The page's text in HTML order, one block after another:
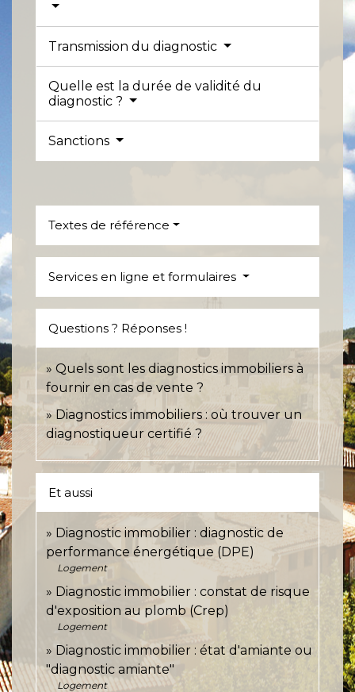
Transmission du diagnostic
Quelle est la durée de validité du
diagnostic ?
Sanctions
Textes de référence
Services en ligne et formulaires
Questions ? Réponses !
Quels sont les diagnostics immobiliers à
fournir en cas de vente ?
Diagnostics immobiliers : où trouver un
diagnostiqueur certifié ?
Et aussi
Diagnostic immobilier : diagnostic de
performance énergétique (DPE)
Logement
Diagnostic immobilier : constat de risque
d'exposition au plomb (Crep)
Logement
Diagnostic immobilier : état d'amiante ou
"diagnostic amiante"
Logement